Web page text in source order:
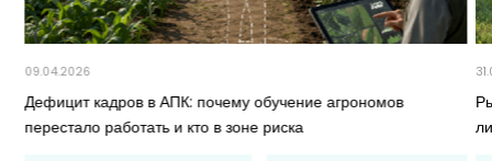
09.04.2026
Дефицит кадров в АПК: почему обучение агрономов
перестало работать и кто в зоне риска